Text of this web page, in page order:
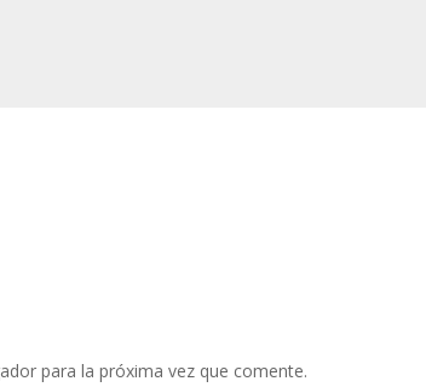
para la próxima vez que comente.